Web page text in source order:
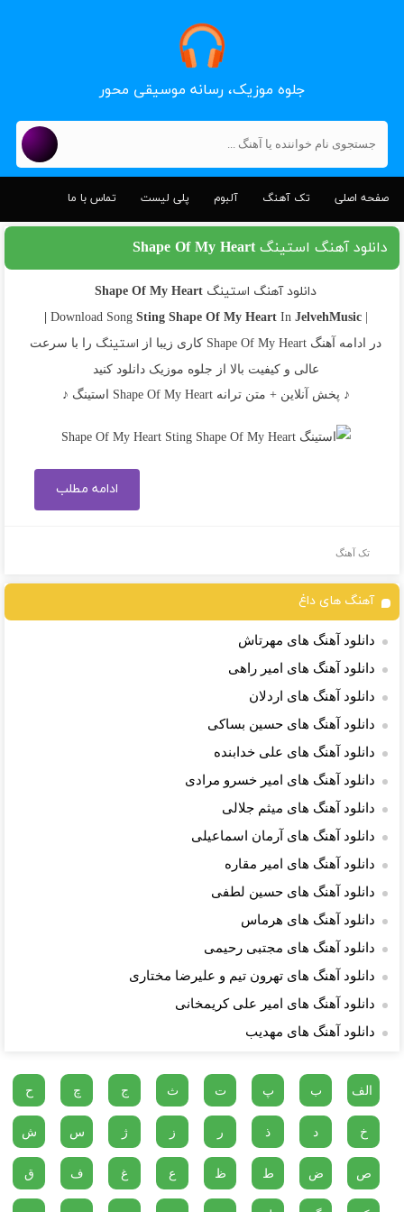
جلوه موزیک، رسانه موسیقی محور
صفحه اصلی تک آهنگ آلبوم پلی لیست تماس با ما
دانلود آهنگ استینگ Shape Of My Heart
دانلود آهنگ استینگ Shape Of My Heart
| Download Song
Sting Shape Of My HeartIn JelvehMusic |
در ادامه آهنگ Shape Of My Heart کاری زیبا از استینگ را با سرعت
عالی و کیفیت بالا از جلوه موزیک دانلود کنید
♪ پخش آنلاین + متن ترانه Shape Of My Heart استینگ ♪
ادامه مطلب
تک آهنگ
آهنگ های داغ
دانلود آهنگ های مهرتاش
دانلود آهنگ های امیر راهی
دانلود آهنگ های اردلان
دانلود آهنگ های حسین بساکی
دانلود آهنگ های علی خدابنده
دانلود آهنگ های امیر خسرو مرادی
دانلود آهنگ های میثم جلالی
دانلود آهنگ های آرمان اسماعیلی
دانلود آهنگ های امیر مقاره
دانلود آهنگ های حسین لطفی
دانلود آهنگ های هرماس
دانلود آهنگ های مجتبی رحیمی
دانلود آهنگ های تهرون تیم و علیرضا مختاری
دانلود آهنگ های امیر علی کریمخانی
دانلود آهنگ های مهدیب
الف ب پ ت ث ج چ ح
خ د ذ ر ز ژ س ش
ص ض ط ظ ع غ ف ق